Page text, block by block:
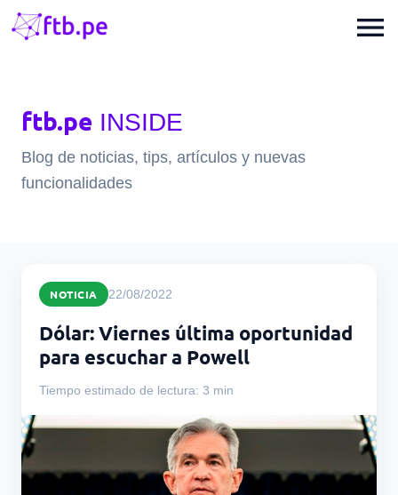
menu
ftb.pe INSIDE
Blog de noticias, tips, artículos y nuevas
funcionalidades
NOTICIA 22/08/2022
Dólar: Viernes última oportunidad
para escuchar a Powell
Tiempo estimado de lectura: 3 min